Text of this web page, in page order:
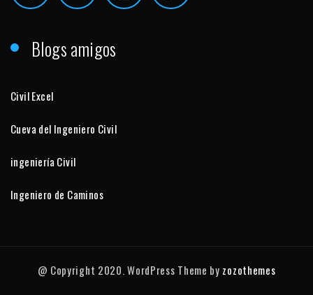
Blogs amigos
Civil Excel
Cueva del Ingeniero Civil
ingeniería Civil
Ingeniero de Caminos
@ Copyright 2020. WordPress Theme by zozothemes